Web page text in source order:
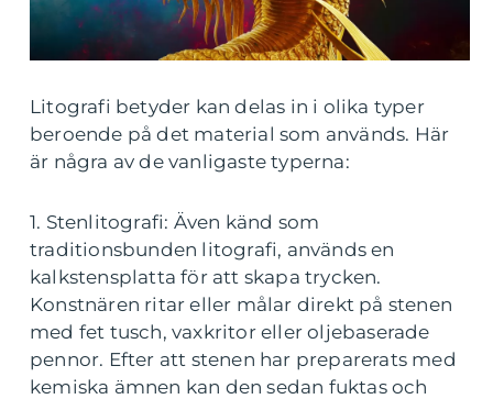
Litografi betyder kan delas in i olika typer
beroende på det material som används. Här
är några av de vanligaste typerna:
1. Stenlitografi: Även känd som
traditionsbunden litografi, används en
kalkstensplatta för att skapa trycken.
Konstnären ritar eller målar direkt på stenen
med fet tusch, vaxkritor eller oljebaserade
pennor. Efter att stenen har preparerats med
kemiska ämnen kan den sedan fuktas och